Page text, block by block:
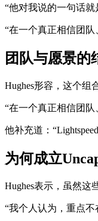
“他对我说的一句话
“在一个真正相信团
团队与愿景的
Hughes形容，这个组
“在一个真正相信团队
他补充道：
为何成立
Hughes表示，虽然这
“我个人认为，重点不